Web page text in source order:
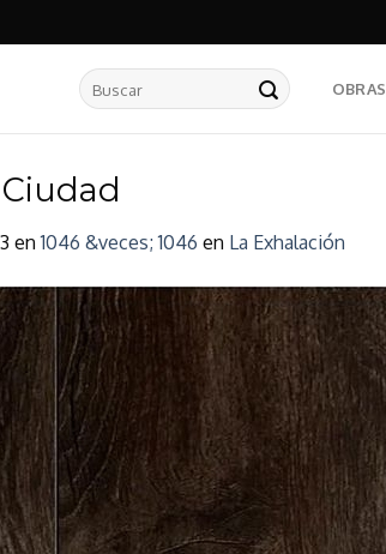
Buscar
por:
OBRAS
en1046 &veces; 1046 en La Exhalación